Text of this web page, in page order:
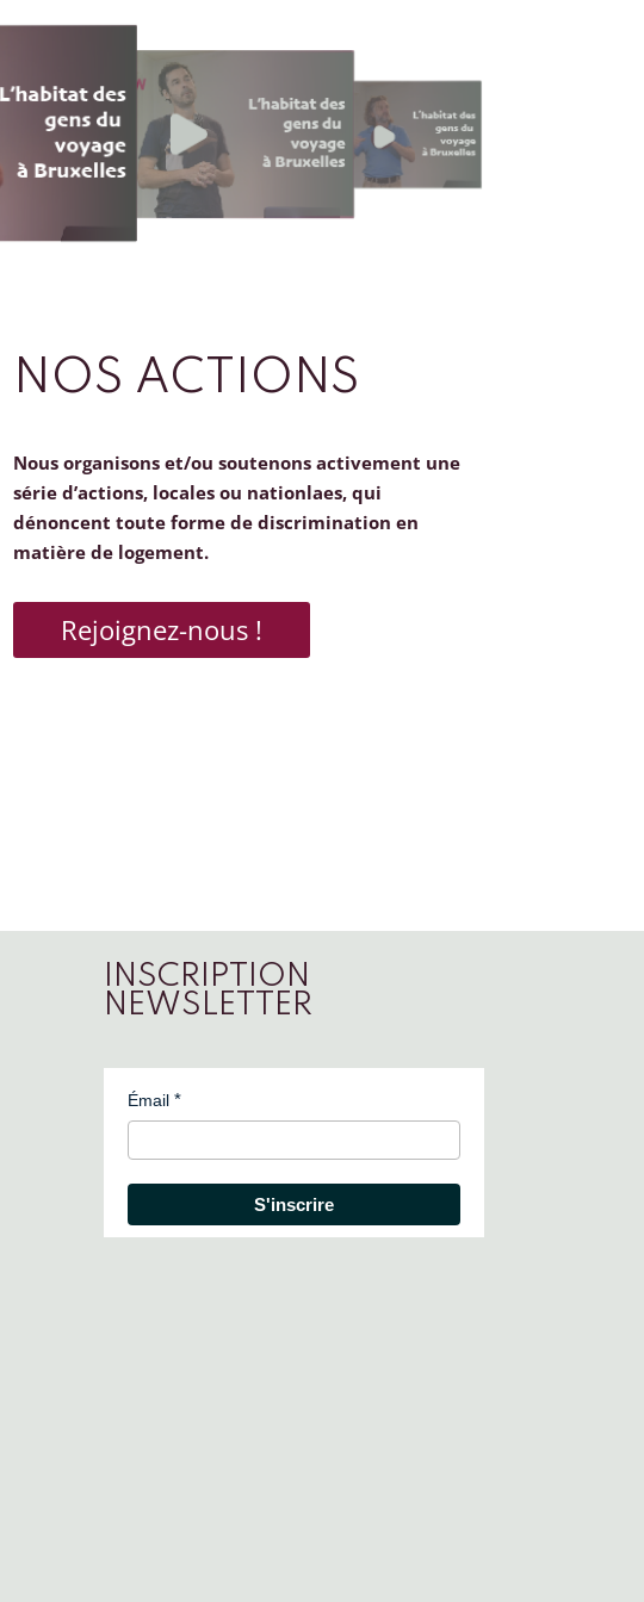
NOS ACTIONS
Nous organisons et/ou soutenons activement une
série d’actions, locales ou nationlaes, qui
dénoncent toute forme de discrimination en
matière de logement.
Rejoignez-nous !
INSCRIPTION
NEWSLETTER
Émail
S'inscrire